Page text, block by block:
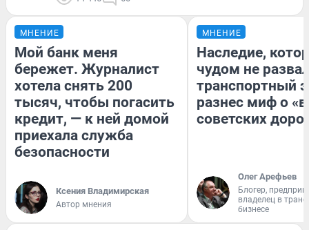
МНЕНИЕ
Мой банк меня
бережет. Журналист
хотела снять 200
тысяч, чтобы погасить
кредит, — к ней домой
приехала служба
безопасности
Ксения Владимирская
Автор мнения
МНЕНИЕ
Наследие,
чудом не
транспортный
разнес миф о
советских
Олег Арефьев
Блогер,
владелец в
бизнесе